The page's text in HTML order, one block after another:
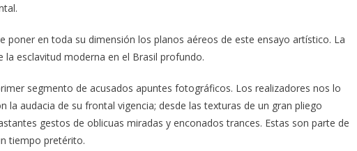
poner en toda su dimensión los planos aéreos de este ensayo artístico. La
esclavitud moderna en el Brasil profundo.
segmento de acusados apuntes fotográficos. Los realizadores nos lo
audacia de su frontal vigencia; desde las texturas de un gran pliego
gestos de oblicuas miradas y enconados trances. Estas son parte de
tiempo pretérito.